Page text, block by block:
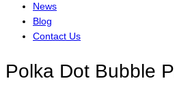
News
Blog
Contact Us
Polka Dot Bubble